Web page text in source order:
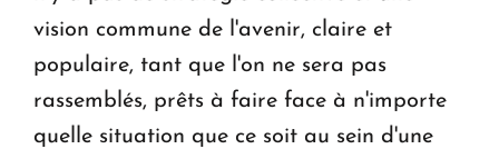
vision commune de l'avenir, claire et
populaire, tant que l'on ne sera pas
rassemblés, prêts à faire face à n'importe
quelle situation que ce soit au sein d'une